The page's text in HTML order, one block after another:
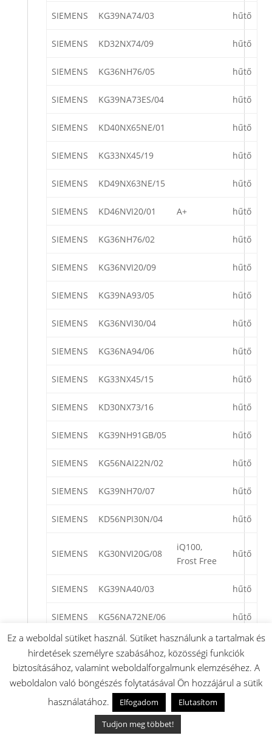
SIEMENS KG39NA74/03 hűtő
SIEMENS KD32NX74/09 hűtő
SIEMENS KG36NH76/05 hűtő
SIEMENS KG39NA73ES/04 hűtő
SIEMENS KD40NX65NE/01 hűtő
SIEMENS KG33NX45/19 hűtő
SIEMENS KD49NX63NE/15 hűtő
SIEMENS KD46NVI20/01 A+ hűtő
SIEMENS KG36NH76/02 hűtő
SIEMENS KG36NVI20/09 hűtő
SIEMENS KG39NA93/05 hűtő
SIEMENS KG36NVI30/04 hűtő
SIEMENS KG36NA94/06 hűtő
SIEMENS KG33NX45/15 hűtő
SIEMENS KD30NX73/16 hűtő
SIEMENS KG39NH91GB/05 hűtő
SIEMENS KG56NAI22N/02 hűtő
SIEMENS KG39NH70/07 hűtő
SIEMENS KD56NPI30N/04 hűtő
SIEMENS KG30NVI20G/08
iQ100,
Frost Free
hűtő
SIEMENS KG39NA40/03 hűtő
SIEMENS KG56NA72NE/06 hűtő
SIEMENS KD40NX75NE/06 hűtő
SIEMENS KG39NA73ES/03 hűtő
SIEMENS KG30NVI20G/10
iQ100,
Frost Free
Ez a weboldal sütiket használ. Sütiket használunk a tartalmak és
hirdetések személyre szabásához, közösségi funkciók
biztosításához, valamint weboldalforgalmunk elemzéséhez. A
weboldalon való böngészés folytatásával Ön hozzájárul a sütik
használatához.
Elfogadom
Elutasítom
Tudjon meg többet!